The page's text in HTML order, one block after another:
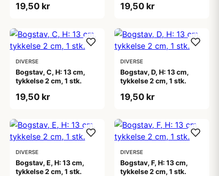
19,50 kr 19,50 kr
DIVERSE
Bogstav, C, H: 13 cm,
tykkelse 2 cm, 1 stk.
19,50 kr
DIVERSE
Bogstav, D, H: 13 cm,
tykkelse 2 cm, 1 stk.
19,50 kr
DIVERSE
Bogstav, E, H: 13 cm,
tykkelse 2 cm, 1 stk.
DIVERSE
Bogstav, F, H: 13 cm,
tykkelse 2 cm, 1 stk.